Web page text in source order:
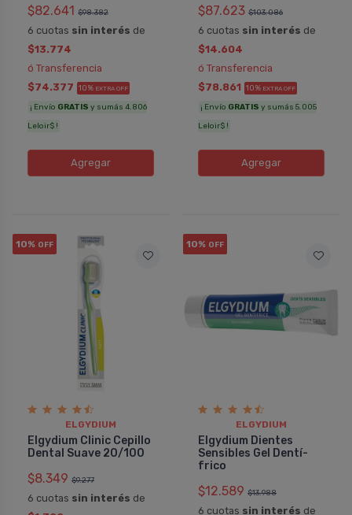
$82.641 $98.382
6 cuotas sin interés de
$13.774
ó Transferencia
$74.377 10% EXTRA OFF
¡ Envío GRATIS y sumás 4.806
Leloir$ !
Agregar
$87.623 $103.086
6 cuotas sin interés de
$14.604
ó Transferencia
$78.861 10% EXTRA OFF
¡ Envío GRATIS y sumás 5.005
Leloir$ !
Agregar
10% OFF
ELGYDIUM
Elgydium Clinic Cepillo
Dental Suave 20/100
$8.349 $9.277
6 cuotas sin interés de
10% OFF
ELGYDIUM
Elgydium Dientes
Sensibles Gel Dentí­
frico
$12.589 $13.988
6 cuotas sin interés de